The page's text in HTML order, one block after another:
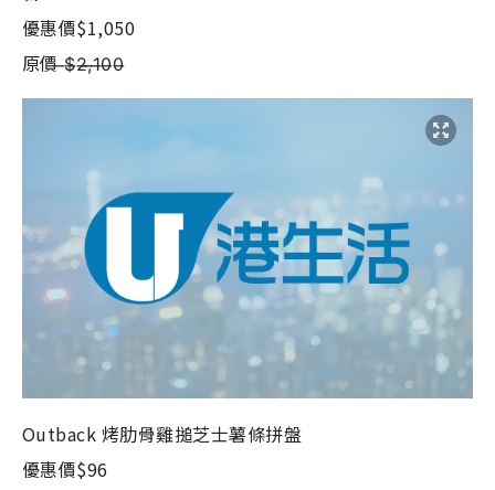
優惠價$1,050
原價 ̶$̶2̶,̶1̶0̶0̶
Outback 烤肋骨雞搥芝士薯條拼盤
優惠價$96